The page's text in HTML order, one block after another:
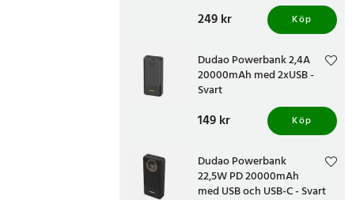
Pris:249 kr
249 kr Köp
Dudao Powerbank 2,4A
20000mAh med 2xUSB -
Svart
Pris :149 kr
149 kr Köp
Dudao Powerbank
22,5W PD 20000mAh
med USB och USB-C - Svart